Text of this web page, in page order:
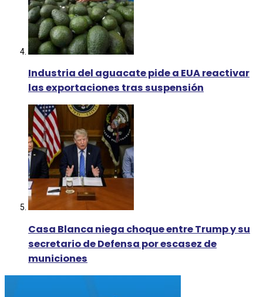
Industria del aguacate pide a EUA reactivar
las exportaciones tras suspensión
Casa Blanca niega choque entre Trump y su
secretario de Defensa por escasez de
municiones